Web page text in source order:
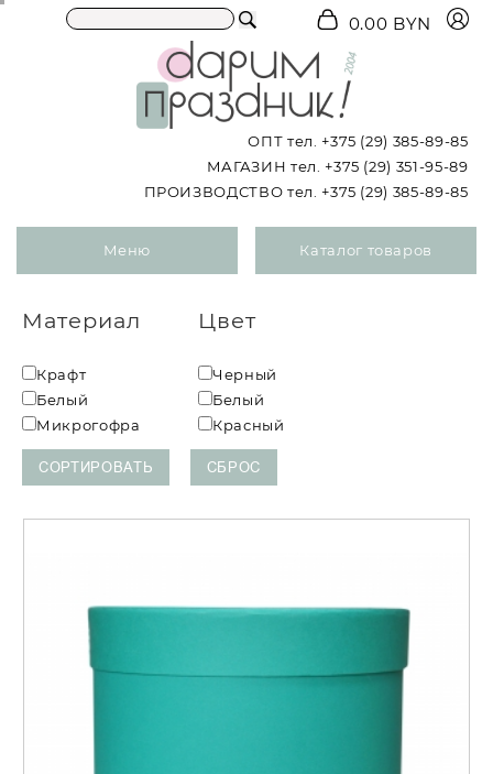
0.00 BYN
ОПТ тел. +375 (29) 385-89-85
МАГАЗИН тел. +375 (29) 351-95-89
ПРОИЗВОДСТВО тел. +375 (29) 385-89-85
Меню Каталог товаров
Материал
Крафт
Белый
Микрогофра
Цвет
Черный
Белый
Красный